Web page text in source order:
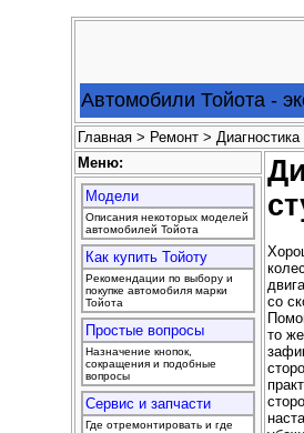
Автомобили Тойота -
Главная > Ремонт >
Меню:
со
то
Модели
Описания некоторых моделей
автомобилей Тойота
Как купить Тойоту
Рекомендации по выбору и
покупке автомобиля марки
Тойота
Простые вопросы
Назначение кнопок,
сокращения и подобные
вопросы
Сервис и запчасти
Где отремонтировать и где